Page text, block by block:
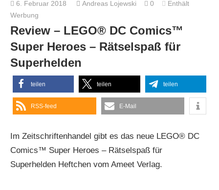
6. Februar 2018 Andreas Lojewski 0
Enthält
Werbung
Review – LEGO® DC Comics™
Super Heroes – Rätselspaß für
Superhelden
teilen teilen teilen
RSS-feed E-Mail
Im Zeitschriftenhandel gibt es das neue LEGO® DC
Comics™ Super Heroes – Rätselspaß für
Superhelden Heftchen vom Ameet Verlag.